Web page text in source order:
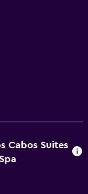
Cabos Suites